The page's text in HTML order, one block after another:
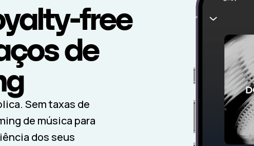
free
de
Sem taxas de
de música para
dos seus